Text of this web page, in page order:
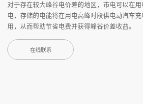
对于存在较大峰谷电价差的地区，市电可以在
电，存储的电能将在用电高峰时段供电动汽车
用，从而帮助节省电费并获得峰谷价差收益。
在线联系